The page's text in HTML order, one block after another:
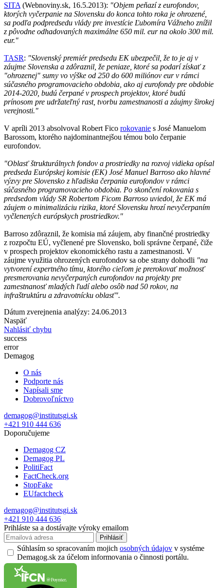
SITA (Webnoviny.sk, 16.5.2013): "Objem peňazí z eurofondov,
ktorých vyčerpanie na Slovensku do konca tohto roka je ohrozené,
sa podľa podpredsedu vlády pre investície Ľubomíra Vážneho znížil
z pôvodne odhadovaných maximálne 650 mil. eur na okolo 300 mil.
eur."
TASR: "Slovenský premiér predsedu EK ubezpečil, že to je aj v
záujme Slovenska a zdôraznil, že peniaze, ktoré sa podarí získať z
"ohrozenej" sumy vo výške od 250 do 600 miliónov eur v rámci
súčasného programovacieho obdobia, ako aj eurofondy pre obdobie
2014-2020, budú čerpané v prospech projektov, ktoré budú
prínosom pre udržateľný rast, tvorbu zamestnanosti a záujmy širokej
verejnosti."
V apríli 2013 absolvoval Robert Fico rokovanie s José Manuelom
Barossom, ktorého najdominantnejšou témou bolo čerpanie
eurofondov.
"Oblasť štrukturálnych fondov a prostriedky na rozvoj vidieka opísal
predseda Európskej komisie (EK) José Manuel Barroso ako hlavné
výzvy pre Slovensko z hľadiska čerpania eurofondov v rámci
súčasného programovacieho obdobia. Po skončení rokovania s
predsedom vlády SR Robertom Ficom Barroso uviedol, že EK má
záujem o minimalizáciu rizika, ktoré Slovensku hrozí nevyčerpaním
vyčlenených európskych prostriedkov."
Barroso zdôraznil, že komisia má záujem, aby finančné prostriedky
z rozpočtu EÚ, vyčlenené pre Slovensko, boli správne čerpané, čiže
v prospech projektov ekonomického rastu a zamestnanosti. V
záujme využitia ohrozených eurofondov sa obe strany dohodli "na
vytvorení expertného tímu, ktorého cieľom je prerokovať možnosť
presmerovania nevyčerpaných eurofondov na projekty pre
zamestnanosť mladých ľudí alebo osôb nad 50 rokov, na
infraštruktúru a zdravotnícku oblasť".
Dátum zverejnenia analýzy: 24.06.2013
Naspäť
Nahlásiť chybu
success
error
Demagog
O nás
Podporte nás
Napísali sme
Dobrovoľníctvo
demagog@institutsgi.sk
+421 910 444 636
Doporučujeme
Demagog CZ
Demagog PL
PolitiFact
FactCheck.org
StopFake
EUfactcheck
demagog@institutsgi.sk
+421 910 444 636
Prihláste sa a dostávajte výroky emailom
Prihlásiť
Súhlasím so spracovaním mojich osobných údajov v systéme
Demagog.sk za účelom informovania o činnosti portálu.